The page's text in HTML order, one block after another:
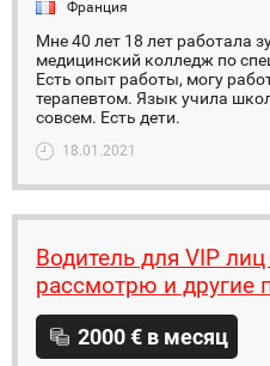
Франция
Мне 40 лет 18 лет работала
медицинский колледж по
Есть опыт работы, могу
терапевтом. Язык учила
совсем. Есть дети.
18.01.2021
Водитель для VIP
рассмотрю и другие
2000 € в месяц